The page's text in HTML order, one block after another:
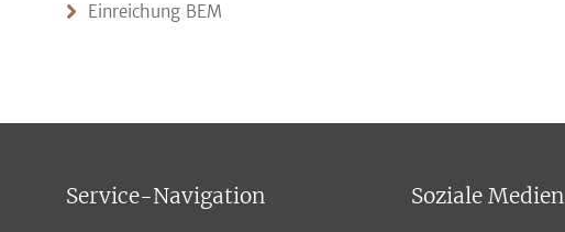
Einreichung BEM
Service-Navigation Soziale Medien